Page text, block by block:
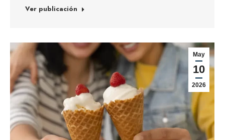
Ver publicación
May
10
2026